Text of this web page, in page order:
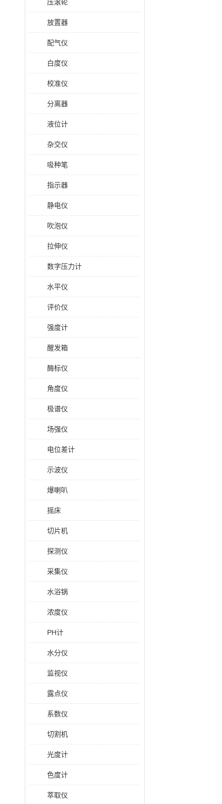
压滚轮
放置器
配气仪
白度仪
校准仪
分离器
液位计
杂交仪
吸种笔
指示器
静电仪
吹泡仪
拉伸仪
数字压力计
水平仪
评价仪
强度计
醒发箱
酶标仪
角度仪
极谱仪
场强仪
电位差计
示波仪
爆喇叭
摇床
切片机
探测仪
采集仪
水浴锅
浓度仪
PH计
水分仪
监视仪
露点仪
系数仪
切割机
光度计
色度计
萃取仪